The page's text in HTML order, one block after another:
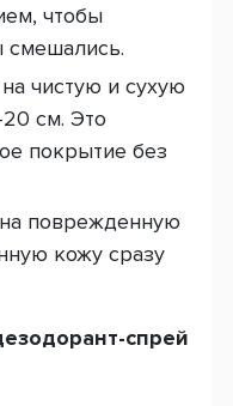
чтобы
смешались.
чистую и сухую
см. Это
покрытие без
поврежденную
кожу сразу
спрей